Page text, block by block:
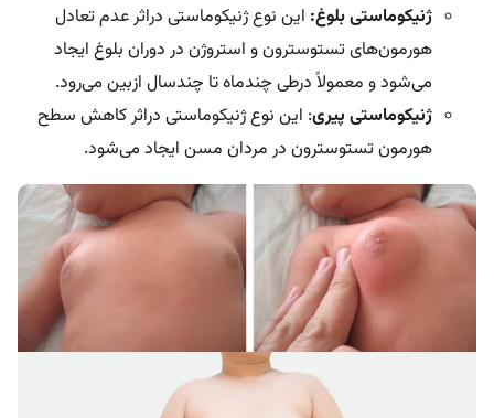
ژنیکوماستی بلوغ: این نوع ژنیکوماستی دراثر عدم تعادل
هورمون‌های تستوسترون و استروژن در دوران بلوغ ایجاد
می‌شود و معمولاً درطی چندماه تا چندسال ازبین می‌رود.
ژنیکوماستی پیری: این نوع ژنیکوماستی دراثر کاهش سطح
هورمون تستوسترون در مردان مسن ایجاد می‌شود.